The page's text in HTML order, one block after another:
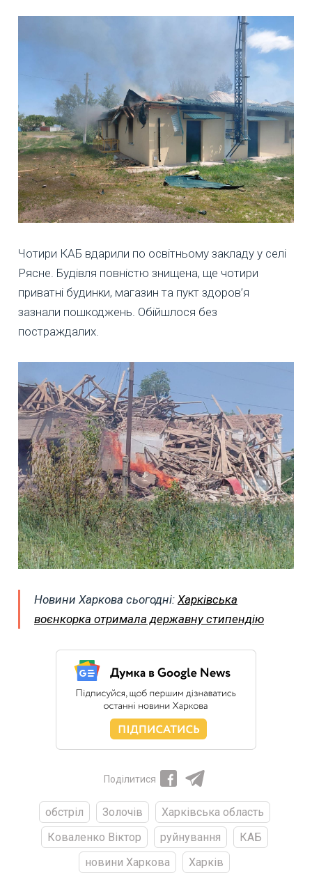
Чотири КАБ вдарили по освітньому закладу у селі
Рясне. Будівля повністю знищена, ще чотири
приватні будинки, магазин та пукт здоров’я
зазнали пошкоджень. Обійшлося без
постраждалих.
Новини Харкова сьогодні: Харківська
воєнкорка отримала державну стипендію
Поділитися
обстріл Золочів
Харківська область
Коваленко Віктор
руйнування
КАБ
новини Харкова
Харків